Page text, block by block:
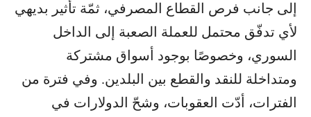
إلى جانب فرص القطاع المصرفي، ثمّة تأثير بديهي
لأي تدفّق محتمل للعملة الصعبة إلى الداخل
السوري، وخصوصًا بوجود أسواق مشتركة
ومتداخلة للنقد والقطع بين البلدين. وفي فترة من
الفترات، أدّت العقوبات، وشحّ الدولارات في